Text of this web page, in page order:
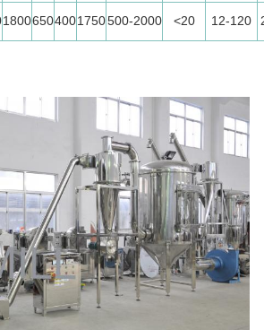
18006504001750500-2000 <20 12-120